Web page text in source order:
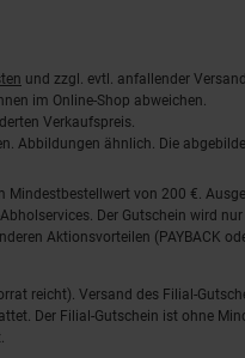
und zzgl. evtl. anfallender
im Online-Shop abweichen.
Verkaufspreis.
Abbildungen ähnlich. Die
von 200 €.
Der Gutschein wird
Aktionsvorteilen (PAYBACK
reicht). Versand des Filial-
Der Filial-Gutschein ist ohne